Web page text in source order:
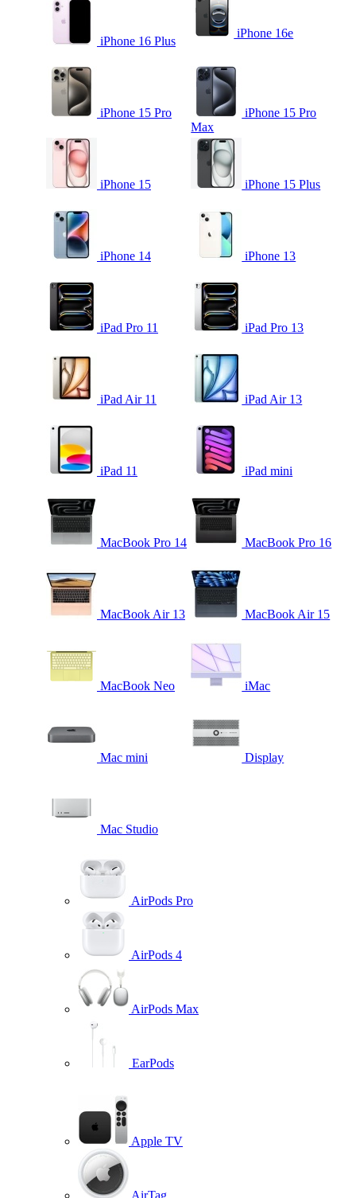
iPhone 16 Plus
iPhone 16e
iPhone 15 Pro
iPhone 15 Pro
Max
iPhone 15 iPhone 15 Plus
iPhone 14 iPhone 13
iPad Pro 11 iPad Pro 13
iPad Air 11 iPad Air 13
iPad 11 iPad mini
MacBook Pro 14 MacBook Pro 16
MacBook Air 13 MacBook Air 15
MacBook Neo iMac
Mac mini Display
Mac Studio
AirPods Pro
AirPods 4
AirPods Max
EarPods
Apple TV